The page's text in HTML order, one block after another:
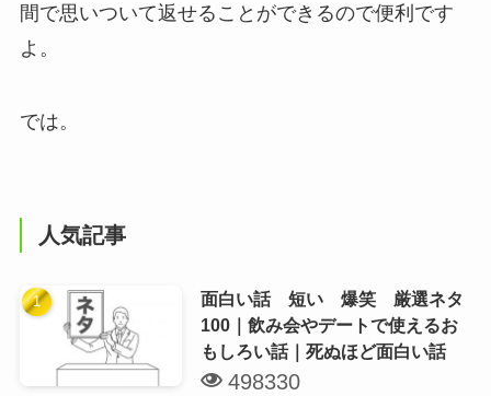
間で思いついて返せることができるので便利です
よ。
では。
人気記事
面白い話 短い 爆笑 厳選ネタ
100｜飲み会やデートで使えるお
もしろい話｜死ぬほど面白い話
498330